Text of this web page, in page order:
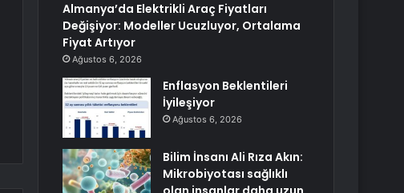
Almanya’da Elektrikli Araç Fiyatları
Değişiyor: Modeller Ucuzluyor, Ortalama
Fiyat Artıyor
Ağustos 6, 2026
Enflasyon Beklentileri
İyileşiyor
Ağustos 6, 2026
Bilim İnsanı Ali Rıza Akın:
Mikrobiyotası sağlıklı